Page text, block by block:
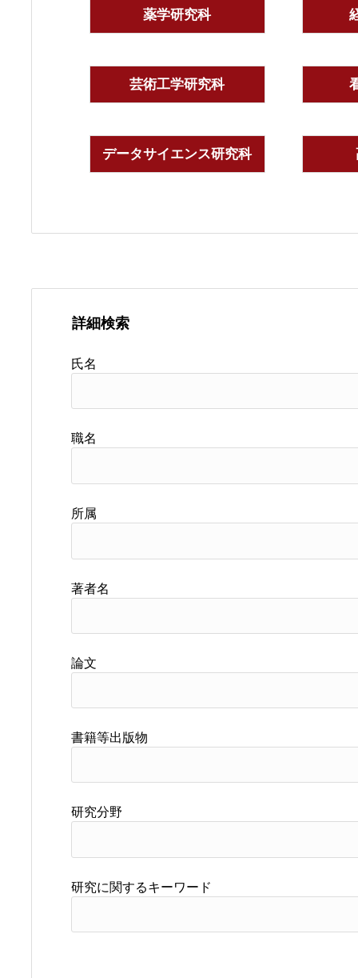
薬学研究科
芸術工学研究科
データサイエンス研究科
詳細検索
氏名
職名
所属
著者名
論文
書籍等出版物
研究分野
研究に関するキーワード